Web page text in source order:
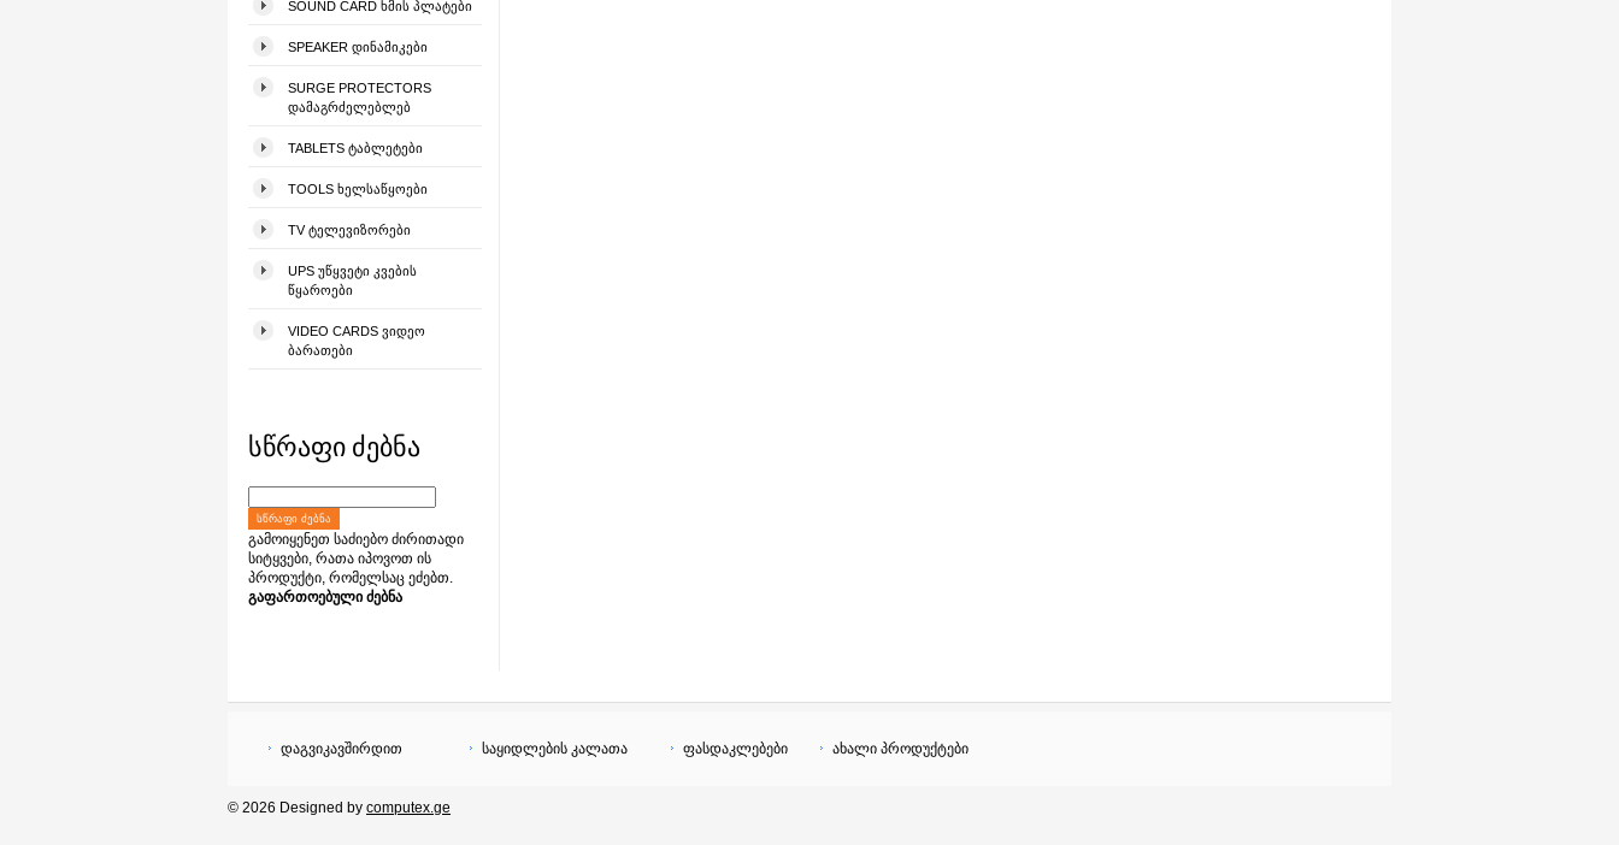
SOUND CARD ᲮᲛᲘᲡ ᲞᲚᲐᲢᲔᲑᲘ
SPEAKER ᲓᲘᲜᲐᲛᲘᲙᲔᲑᲘ
SURGE PROTECTORS
ᲓᲐᲛᲐᲒᲠᲫᲔᲚᲔᲑᲚᲔᲑ
TABLETS ᲢᲐᲑᲚᲔᲢᲔᲑᲘ
TOOLS ᲮᲔᲚᲡᲐᲬᲧᲝᲔᲑᲘ
TV ᲢᲔᲚᲔᲕᲘᲖᲝᲠᲔᲑᲘ
UPS ᲣᲬᲧᲕᲔᲢᲘ ᲙᲕᲔᲑᲘᲡ
ᲬᲧᲐᲠᲝᲔᲑᲘ
VIDEO CARDS ᲕᲘᲓᲔᲝ
ᲑᲐᲠᲐᲗᲔᲑᲘ
სწრაფი ძებნა
ᲡᲬᲠᲐᲤᲘ ᲫᲔᲑᲜᲐ
გამოიყენეთ საძიებო ძირითადი
სიტყვები, რათა იპოვოთ ის
პროდუქტი, რომელსაც ეძებთ.
გაფართოებული ძებნა
დაგვიკავშირდით საყიდლების კალათა ფასდაკლებები ახალი პროდუქტები
© 2026 Designed by computex.ge